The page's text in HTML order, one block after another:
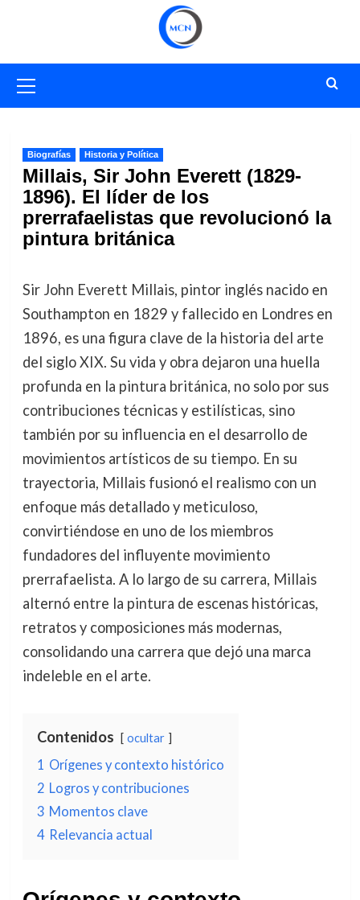
primario
Biografías Historia y Política
Millais, Sir John Everett (1829-
1896). El líder de los
prerrafaelistas que revolucionó la
pintura británica
Sir John Everett Millais, pintor inglés nacido en
Southampton en 1829 y fallecido en Londres en
1896, es una figura clave de la historia del arte
del siglo XIX. Su vida y obra dejaron una huella
profunda en la pintura británica, no solo por sus
contribuciones técnicas y estilísticas, sino
también por su influencia en el desarrollo de
movimientos artísticos de su tiempo. En su
trayectoria, Millais fusionó el realismo con un
enfoque más detallado y meticuloso,
convirtiéndose en uno de los miembros
fundadores del influyente movimiento
prerrafaelista. A lo largo de su carrera, Millais
alternó entre la pintura de escenas históricas,
retratos y composiciones más modernas,
consolidando una carrera que dejó una marca
indeleble en el arte.
Contenidos ocultar
1 Orígenes y contexto histórico
2 Logros y contribuciones
3 Momentos clave
4 Relevancia actual